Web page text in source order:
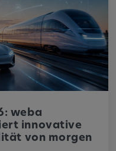
weba
innovative
von morgen
und sind für die
Website